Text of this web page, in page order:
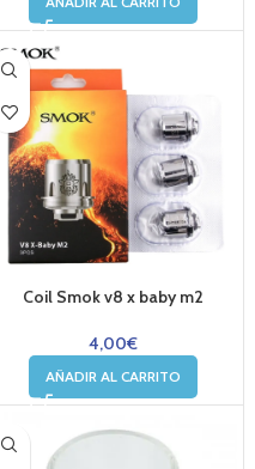
Coil Smok v8 x baby m2
4,00€
AÑADIR AL CARRITO